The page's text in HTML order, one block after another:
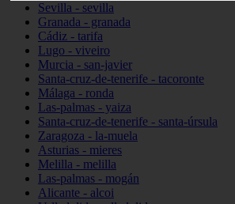
Sevilla - sevilla
Granada - granada
Cádiz - tarifa
Lugo - viveiro
Murcia - san-javier
Santa-cruz-de-tenerife - tacoronte
Málaga - ronda
Las-palmas - yaiza
Santa-cruz-de-tenerife - santa-úrsula
Zaragoza - la-muela
Asturias - mieres
Melilla - melilla
Las-palmas - mogán
Alicante - alcoi